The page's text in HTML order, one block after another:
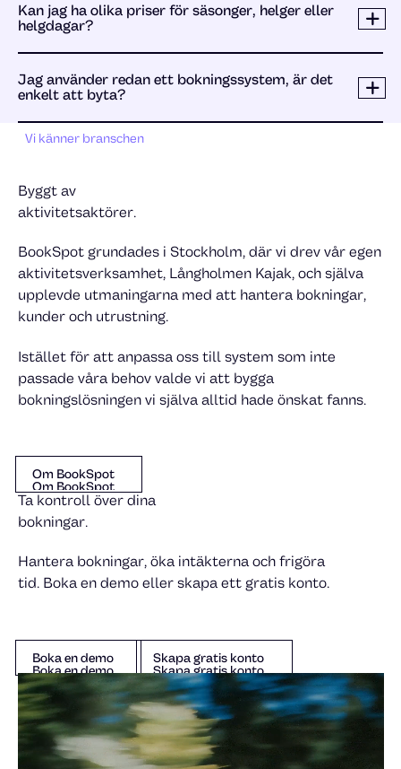
Kan jag ha olika priser för säsonger, helger eller
helgdagar?
Jag använder redan ett bokningssystem, är det
enkelt att byta?
Vi känner branschen
Byggt av
aktivitetsaktörer.
BookSpot grundades i Stockholm, där vi drev vår egen
aktivitetsverksamhet, Långholmen Kajak, och själva
upplevde utmaningarna med att hantera bokningar,
kunder och utrustning.
Istället för att anpassa oss till system som inte
passade våra behov valde vi att bygga
bokningslösningen vi själva alltid hade önskat fanns.
Om BookSpot
Om BookSpot
Om BookSpot
Ta kontroll över dina
bokningar.
Hantera bokningar, öka intäkterna och frigöra
tid. Boka en demo eller skapa ett gratis konto.
Boka en demo
Boka en demo
Boka en demo
Skapa gratis konto
Skapa gratis konto
Skapa gratis konto